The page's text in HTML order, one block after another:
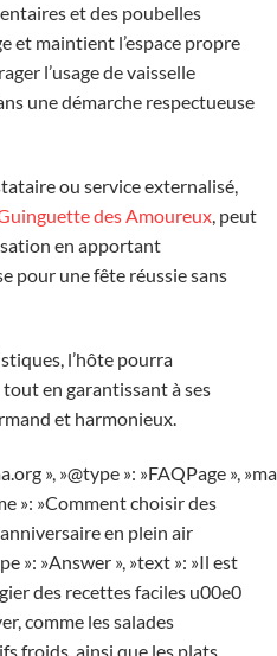
et des poubelles
et maintient l’espace propre
l’usage de vaisselle
une démarche respectueuse
ou service externalisé,
des Amoureux, peut
en apportant
pour une fête réussie sans
l’hôte pourra
en garantissant à ses
et harmonieux.
», »@type »: »FAQPage »,
»: »Comment choisir des
en plein air
»: »Answer », »text »: »Il est
des recettes faciles u00e0
comme les salades
froids, ainsi que les plats